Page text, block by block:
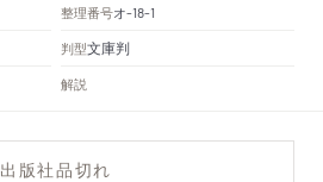
整理番号オ-18-1
判型文庫判
解説
出版社品切れ